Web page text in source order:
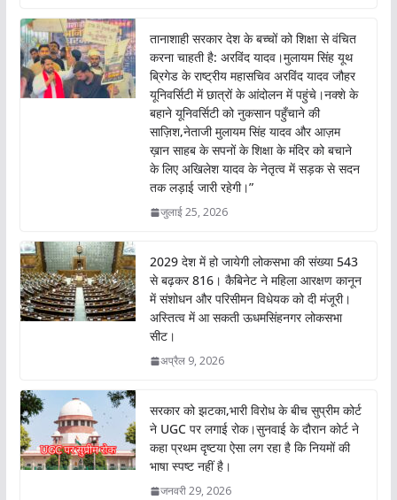
तानाशाही सरकार देश के बच्चों को शिक्षा से वंचित
करना चाहती है: अरविंद यादव।मुलायम सिंह यूथ
ब्रिगेड के राष्ट्रीय महासचिव अरविंद यादव जौहर
यूनिवर्सिटी में छात्रों के आंदोलन में पहुंचे।नक्शे के
बहाने यूनिवर्सिटी को नुकसान पहुँचाने की
साज़िश,नेताजी मुलायम सिंह यादव और आज़म
ख़ान साहब के सपनों के शिक्षा के मंदिर को बचाने
के लिए अखिलेश यादव के नेतृत्व में सड़क से सदन
तक लड़ाई जारी रहेगी।”
जुलाई 25, 2026
2029 देश में हो जायेगी लोकसभा की संख्या 543
से बढ़कर 816। कैबिनेट ने महिला आरक्षण कानून
में संशोधन और परिसीमन विधेयक को दी मंजूरी।
अस्तित्व में आ सकती ऊधमसिंहनगर लोकसभा
सीट।
अप्रैल 9, 2026
सरकार को झटका,भारी विरोध के बीच सुप्रीम कोर्ट
ने UGC पर लगाई रोक।सुनवाई के दौरान कोर्ट ने
कहा प्रथम दृष्टया ऐसा लग रहा है कि नियमों की
भाषा स्पष्ट नहीं है।
जनवरी 29, 2026